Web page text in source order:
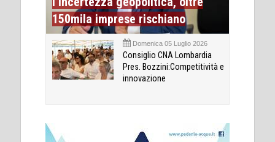
150mila imprese rischiano
Domenica 05 Luglio 2026
Consiglio CNA Lombardia
Pres. Bozzini:Competitività e
innovazione